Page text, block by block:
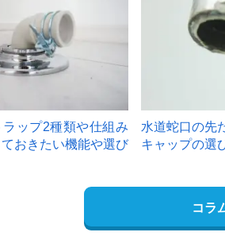
ップ2種類や仕組み
おきたい機能や選び
水道蛇口の先
キャップの選
コラ